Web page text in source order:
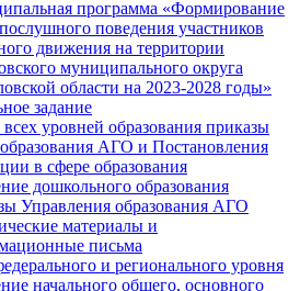
программа «Формирование
поведения участников
движения на территории
муниципального округа
области на 2023-2028 годы»
задание
уровней образования приказы
АГО и Постановления
в сфере образования
дошкольного образования
Управления образования АГО
материалы и
письма
и регионального уровня
начального общего, основного